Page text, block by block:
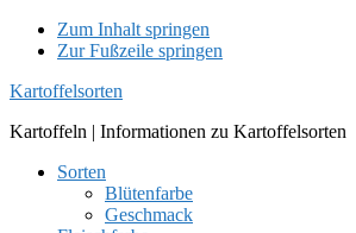
Zum Inhalt springen
Zur Fußzeile springen
Kartoffelsorten
Kartoffeln | Informationen zu Kartoffelsorten
Sorten
Blütenfarbe
Geschmack